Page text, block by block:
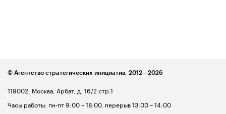
119002, Москва, Арбат, д. 16/2 стр.1
Часы работы: пн-пт 9:00 – 18:00, перерыв 13:00 – 14:00
© Агентство стратегических инициатив, 2012—2026